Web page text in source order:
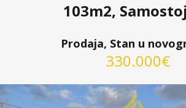
103m2,
Prodaja, Stan u
330.000€